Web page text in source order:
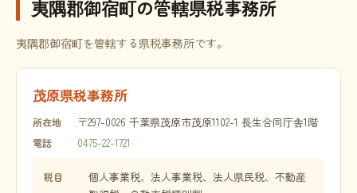
夷隅郡御宿町の管轄県税事務所
夷隅郡御宿町を管轄する県税事務所です。
茂原県税事務所
所在地 〒297-0026 千葉県茂原市茂原1102-1 長生合同庁舎1階
電話 0475-22-1721
税目
個人事業税、法人事業税、法人県民税、不動産